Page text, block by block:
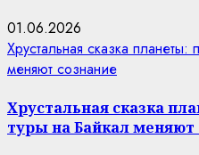
01.06.2026
Хрустальная сказка
меняют сознание
Хрустальная сказка
туры на Байкал меняют